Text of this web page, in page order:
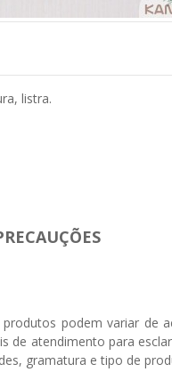
listra.
produtos podem variar de
de atendimento para
gramatura e tipo de